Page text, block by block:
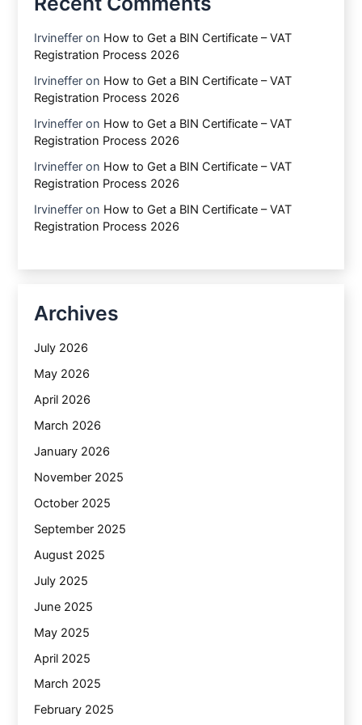
Irvineffer on How to Get a BIN Certificate – VAT
Registration Process 2026
Irvineffer on How to Get a BIN Certificate – VAT
Registration Process 2026
Irvineffer on How to Get a BIN Certificate – VAT
Registration Process 2026
Irvineffer on How to Get a BIN Certificate – VAT
Registration Process 2026
Irvineffer on How to Get a BIN Certificate – VAT
Registration Process 2026
Archives
July 2026
May 2026
April 2026
March 2026
January 2026
November 2025
October 2025
September 2025
August 2025
July 2025
June 2025
May 2025
April 2025
March 2025
February 2025